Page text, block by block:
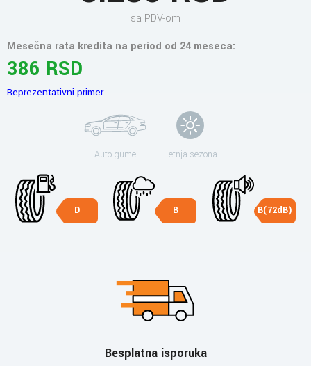
sa PDV-om
Mesečna rata kredita na period od 24 meseca:
386 RSD
Reprezentativni primer
Auto gume Letnja sezona
D B B(72dB)
Besplatna isporuka